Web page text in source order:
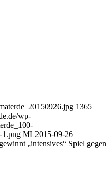
1365
wp-
1.png ML2015-09-26
„intensives“ Spiel gegen